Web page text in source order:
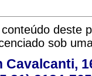
deste
sob
Cavalcanti,